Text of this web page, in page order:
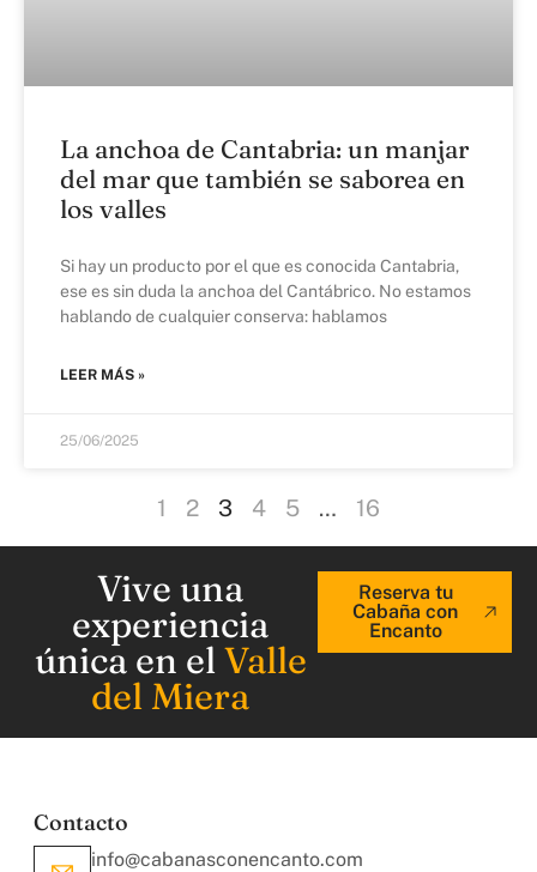
La anchoa de Cantabria: un manjar
del mar que también se saborea en
los valles
Si hay un producto por el que es conocida Cantabria,
ese es sin duda la anchoa del Cantábrico. No estamos
hablando de cualquier conserva: hablamos
LEER MÁS »
25/06/2025
1 2 3 4 5 … 16
Vive una
experiencia
única en el Valle
del Miera
Reserva tu
Cabaña con
Encanto
Contacto
info@cabanasconencanto.com